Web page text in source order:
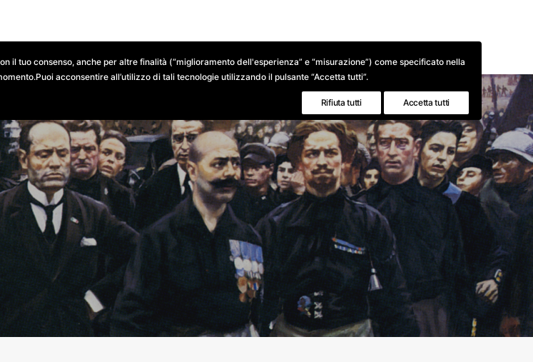
tuo consenso, anche per altre finalità (“miglioramento dell'esperienza” e “misurazione”) come specificato nella
acconsentire all’utilizzo di tali tecnologie utilizzando il pulsante “Accetta tutti”.
Rifiuta tutti Accetta tutti